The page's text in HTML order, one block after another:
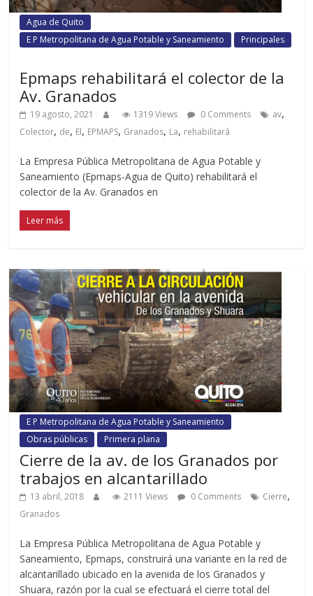
Agua de Quito
E P Metropolitana de Agua Potable y Saneamiento
Principales
Epmaps rehabilitará el colector de la
Av. Granados
19 agosto, 2021 1319 Views 0 Comments av,
Colector, de, El, EPMAPS, Granados, La, rehabilitará
La Empresa Pública Metropolitana de Agua Potable y
Saneamiento (Epmaps-Agua de Quito) rehabilitará el
colector de la Av. Granados en
Leer más
E P Metropolitana de Agua Potable y Saneamiento
Obras públicas
Primera plana
Cierre de la av. de los Granados por
trabajos en alcantarillado
13 abril, 2018 2111 Views 0 Comments Cierre,
Granados
La Empresa Pública Metropolitana de Agua Potable y
Saneamiento, Epmaps, construirá una variante en la red de
alcantarillado ubicado en la avenida de los Granados y
Shuara, razón por la cual se efectuará el cierre total del